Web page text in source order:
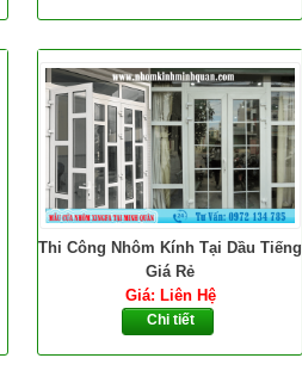
Thi Công Nhôm Kính Tại Dầu Tiếng
Giá Rẻ
Giá: Liên Hệ
Chi tiết